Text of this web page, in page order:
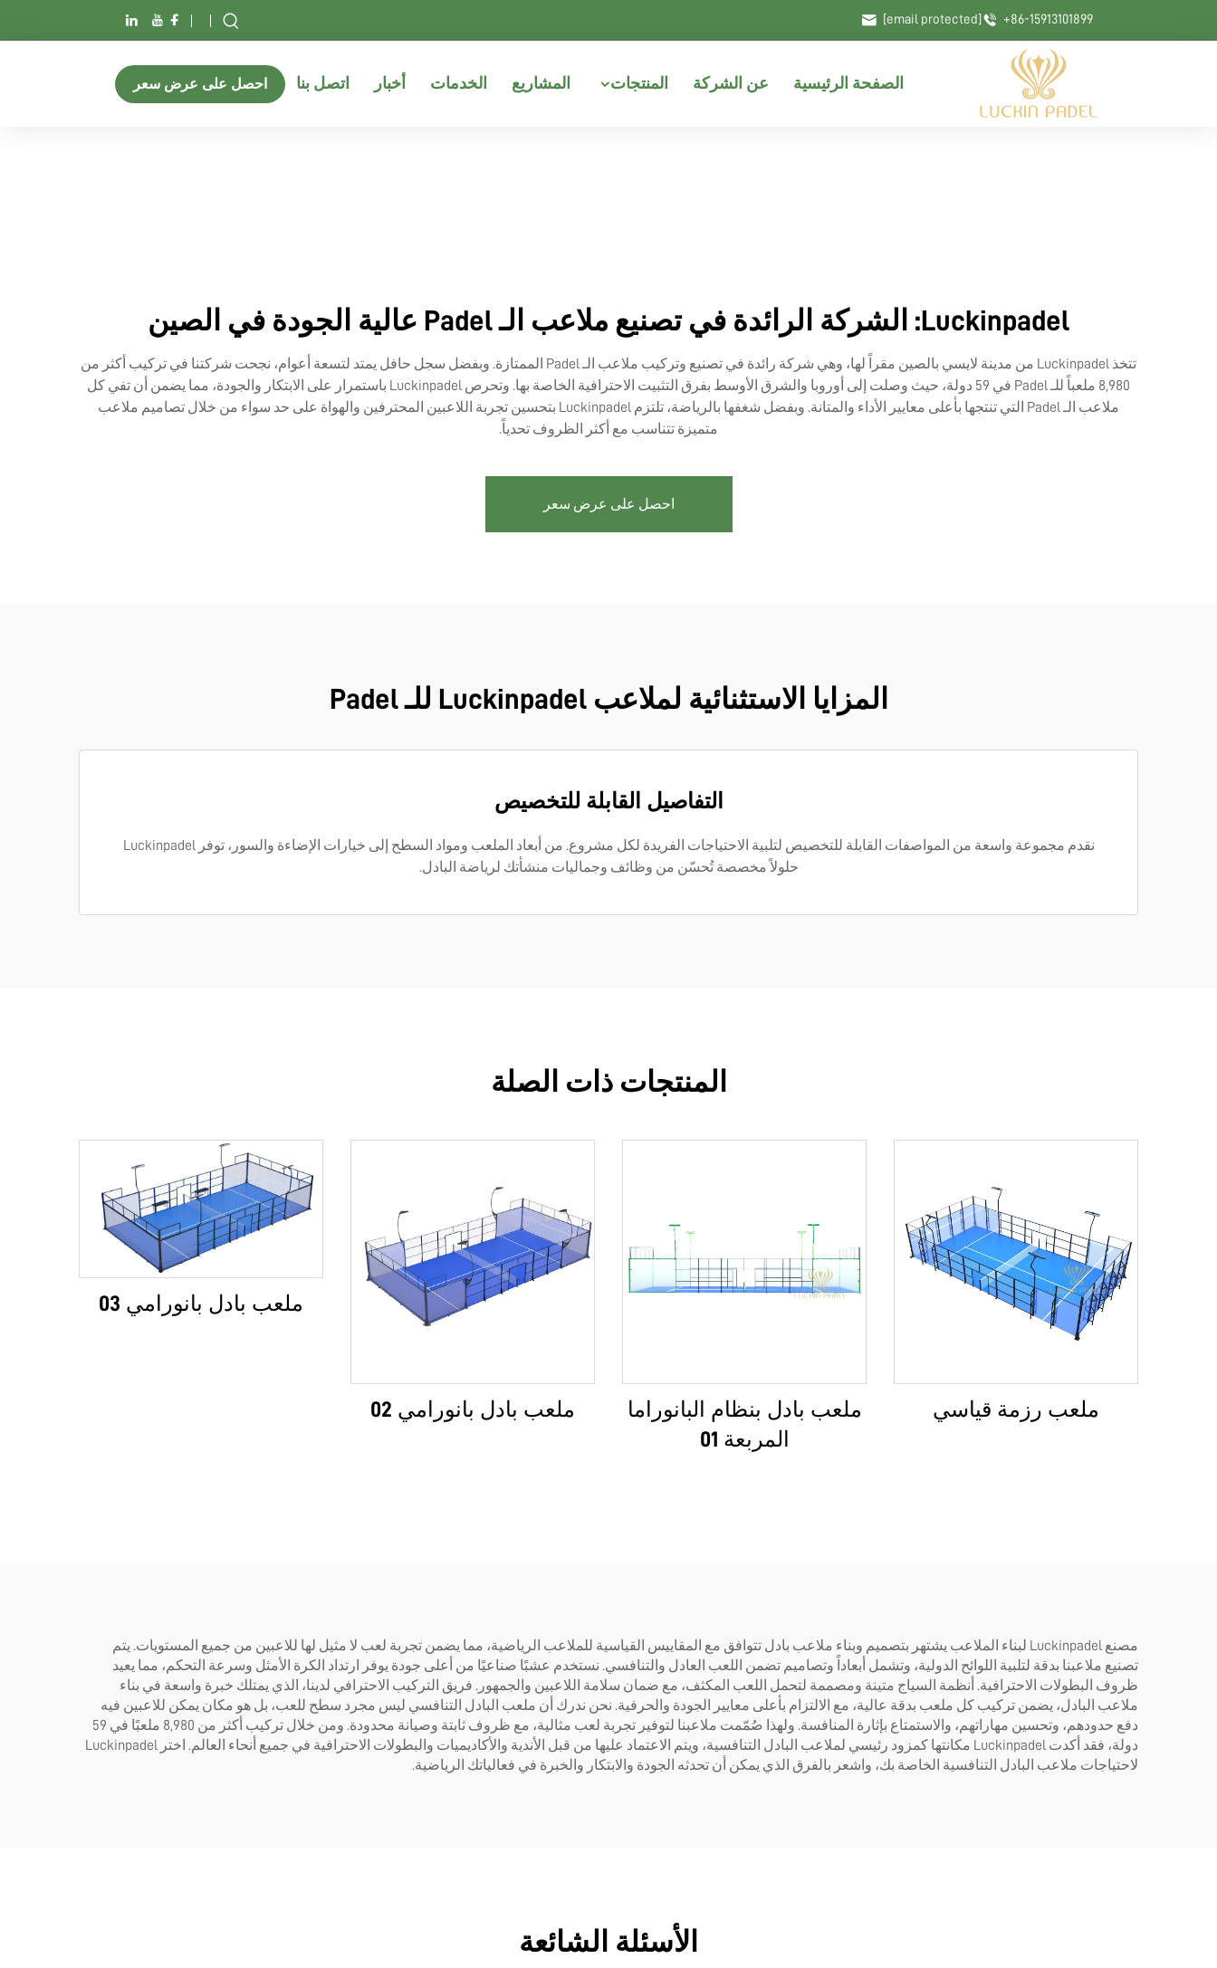
+86-15913101899
[email protected]
الصفحة الرئيسية عن الشركة المنتجات المشاريع الخدمات أخبار اتصل بنا احصل على عرض سعر
Luckinpadel: الشركة الرائدة في تصنيع ملاعب الـ Padel عالية الجودة في الصين
تتخذ Luckinpadel من مدينة لايسي بالصين مقراً لها، وهي شركة رائدة في تصنيع وتركيب ملاعب الـ Padel الممتازة. وبفضل سجل حافل يمتد لتسعة أعوام، نجحت شركتنا في تركيب أكثر من
8,980 ملعباً للـ Padel في 59 دولة، حيث وصلت إلى أوروبا والشرق الأوسط بفرق التثبيت الاحترافية الخاصة بها. وتحرص Luckinpadel باستمرار على الابتكار والجودة، مما يضمن أن تفي كل
ملاعب الـ Padel التي تنتجها بأعلى معايير الأداء والمتانة. وبفضل شغفها بالرياضة، تلتزم Luckinpadel بتحسين تجربة اللاعبين المحترفين والهواة على حد سواء من خلال تصاميم ملاعب
متميزة تتناسب مع أكثر الظروف تحدياً.
احصل على عرض سعر
المزايا الاستثنائية لملاعب Luckinpadel للـ Padel
التفاصيل القابلة للتخصيص
نقدم مجموعة واسعة من المواصفات القابلة للتخصيص لتلبية الاحتياجات الفريدة لكل مشروع. من أبعاد الملعب ومواد السطح إلى خيارات الإضاءة والسور، توفر Luckinpadel
حلولاً مخصصة تُحسّن من وظائف وجماليات منشأتك لرياضة البادل.
المنتجات ذات الصلة
ملعب رزمة قياسي
ملعب بادل بنظام البانوراما
المربعة 01
ملعب بادل بانورامي 02
ملعب بادل بانورامي 03
مصنع Luckinpadel لبناء الملاعب يشتهر بتصميم وبناء ملاعب بادل تتوافق مع المقاييس القياسية للملاعب الرياضية، مما يضمن تجربة لعب لا مثيل لها للاعبين من جميع المستويات. يتم
تصنيع ملاعبنا بدقة لتلبية اللوائح الدولية، وتشمل أبعاداً وتصاميم تضمن اللعب العادل والتنافسي. نستخدم عشبًا صناعيًا من أعلى جودة يوفر ارتداد الكرة الأمثل وسرعة التحكم، مما يعيد
ظروف البطولات الاحترافية. أنظمة السياج متينة ومصممة لتحمل اللعب المكثف، مع ضمان سلامة اللاعبين والجمهور. فريق التركيب الاحترافي لدينا، الذي يمتلك خبرة واسعة في بناء
ملاعب البادل، يضمن تركيب كل ملعب بدقة عالية، مع الالتزام بأعلى معايير الجودة والحرفية. نحن ندرك أن ملعب البادل التنافسي ليس مجرد سطح للعب، بل هو مكان يمكن للاعبين فيه
دفع حدودهم، وتحسين مهاراتهم، والاستمتاع بإثارة المنافسة. ولهذا صُمّمت ملاعبنا لتوفير تجربة لعب مثالية، مع ظروف ثابتة وصيانة محدودة. ومن خلال تركيب أكثر من 8,980 ملعبًا في 59
دولة، فقد أكدت Luckinpadel مكانتها كمزود رئيسي لملاعب البادل التنافسية، ويتم الاعتماد عليها من قبل الأندية والأكاديميات والبطولات الاحترافية في جميع أنحاء العالم. اختر Luckinpadel
لاحتياجات ملاعب البادل التنافسية الخاصة بك، واشعر بالفرق الذي يمكن أن تحدثه الجودة والابتكار والخبرة في فعالياتك الرياضية.
الأسئلة الشائعة